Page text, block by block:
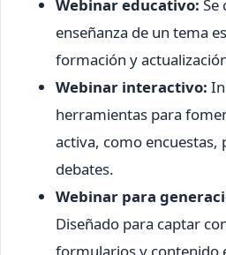
Webinar educativo: Se
enseñanza de un tema
formación y
Webinar interactivo:
herramientas para
activa, como encuestas,
debates.
Webinar para
Diseñado para captar